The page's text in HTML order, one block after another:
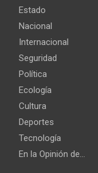
Estado
Nacional
Internacional
Seguridad
Política
Ecología
Cultura
Deportes
Tecnología
En la Opinión de…